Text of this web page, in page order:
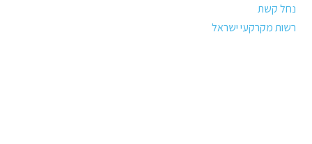
נחל קשת
רשות מקרקעי ישראל